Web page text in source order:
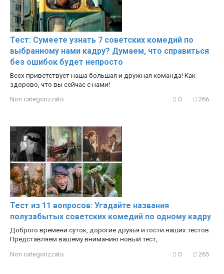
Тест: Сумеете узнать 7 советских комедий по
выбранному нами кадру? Думаем, что справиться
без ошибок будет непросто
Всех приветствует наша большая и дружная команда! Как
здорово, что вы сейчас с нами!
Non categorizzato 0 266
Тест из 11 вопросов: Угадайте названия
полузабытых советских комедий по одному кадру
Доброго времени суток, дорогие друзья и гости наших тестов.
Представляем вашему вниманию новый тест,
Non categorizzato 0 265